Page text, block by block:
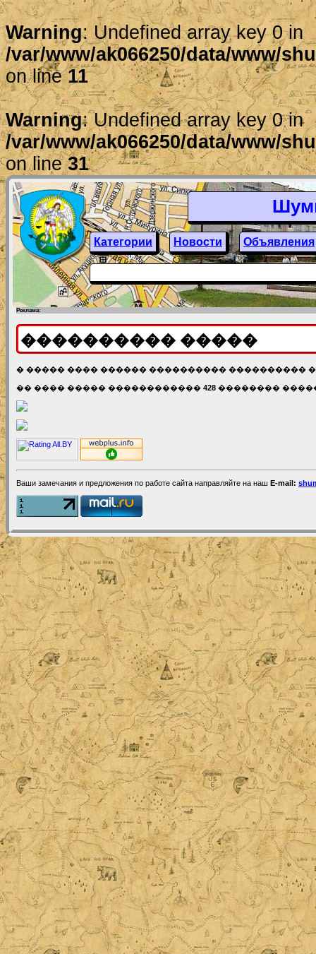
Warning: Undefined array key 0 in
/var/www/ak066250/data/www/
on line11
Warning: Undefined array key 0 in
/var/www/ak066250/data/www/
on line31
Категории Новости Объявления
Реклама:
���������� �����
� ����� ���� ������ ���������� ����������
�� ���� ����� ������������ 428 ��������
Ваши замечания и предложения по работе сайта направляйте на наш E-mail: